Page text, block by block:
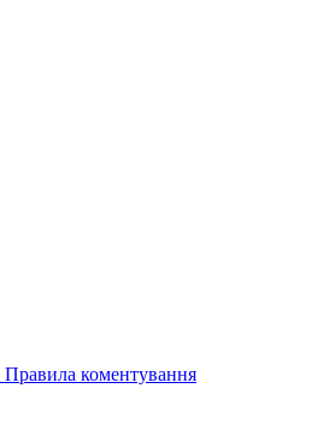
Правила коментування